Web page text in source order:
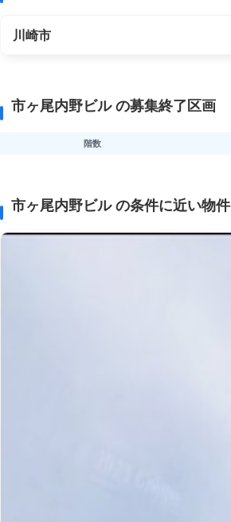
川崎市
市ヶ尾内野ビル の募集終了区画
階数
市ヶ尾内野ビル の条件に近い物件